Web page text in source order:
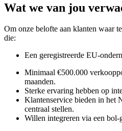
Wat we van jou
Om onze belofte aan klanten waar
die:
Een geregistreerde EU-
Minimaal €500.000
maanden.
Sterke ervaring hebben op
Klantenservice bieden in het
centraal stellen.
Willen integreren via een bol-